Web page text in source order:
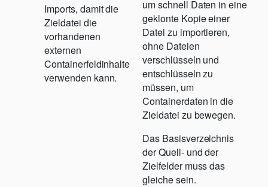
Imports, damit die
Zieldatei die
vorhandenen
externen
Containerfeldinhalte
verwenden kann.
um schnell Daten in eine
geklonte Kopie einer
Datei zu importieren,
ohne Dateien
verschlüsseln und
entschlüsseln zu
müssen, um
Containerdaten in die
Zieldatei zu bewegen.
Das Basisverzeichnis
der Quell- und der
Zielfelder muss das
gleiche sein.